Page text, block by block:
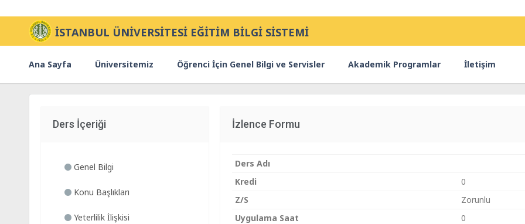
İSTANBUL ÜNİVERSİTESİ EĞİTİM BİLGİ SİSTEMİ
Ana Sayfa Üniversitemiz Öğrenci İçin Genel Bilgi ve Servisler Akademik Programlar İletişim
Ders İçeriği
Genel Bilgi
Konu Başlıkları
Yeterlilik İlişkisi
İzlence Formu
Ders Adı
Kredi
0
Z/S
Zorunlu
Uygulama Saat
0